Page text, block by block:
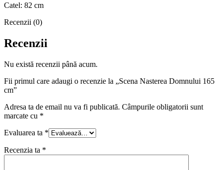
Catel: 82 cm
Recenzii (0)
Recenzii
Nu există recenzii până acum.
Fii primul care adaugi o recenzie la „Scena Nasterea Domnului 165
cm”
Adresa ta de email nu va fi publicată. Câmpurile obligatorii sunt
marcate cu *
Evaluarea ta *
Recenzia ta *